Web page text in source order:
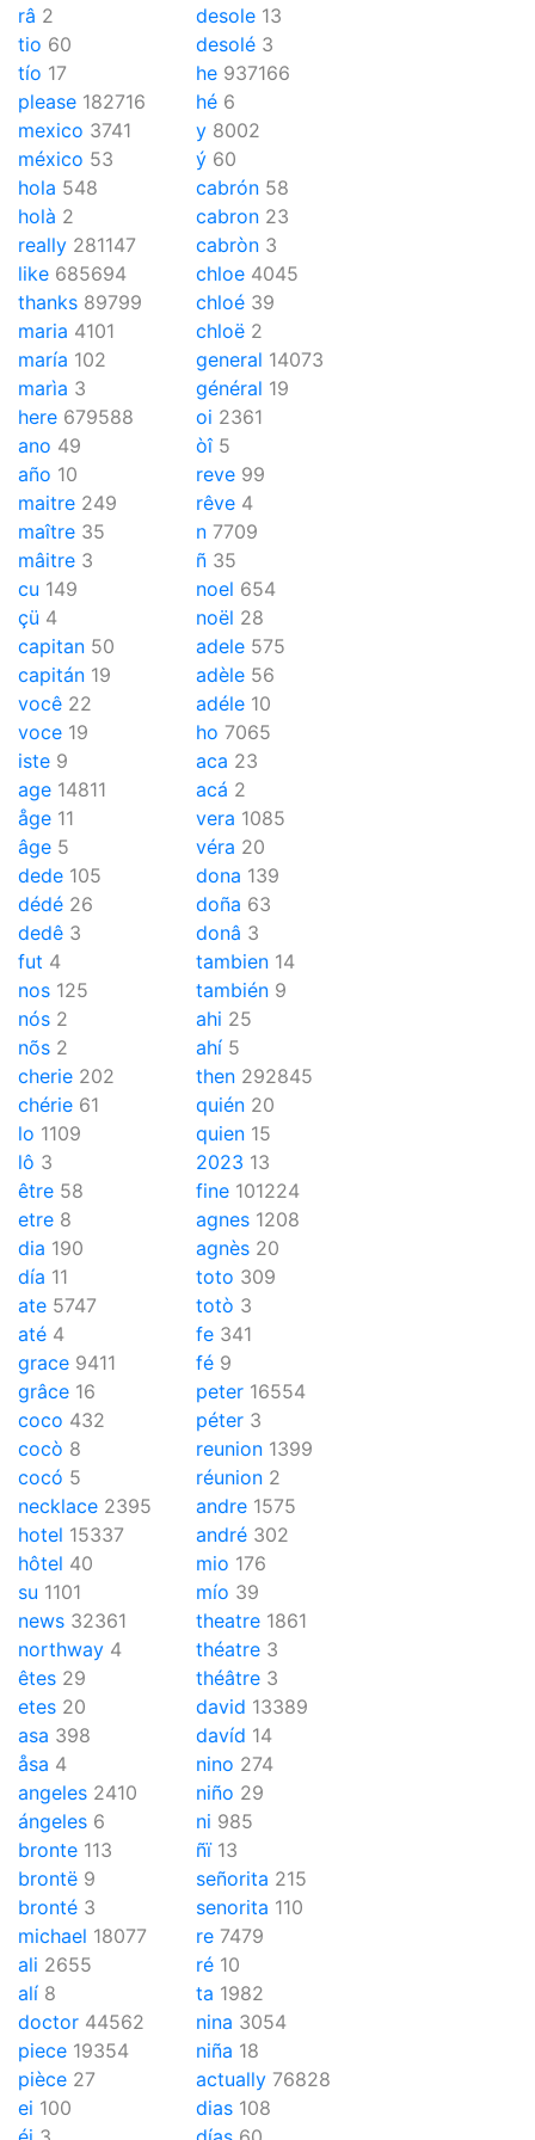
râ 2
tio 60
tío 17
please 182716
mexico 3741
méxico 53
hola 548
holà 2
really 281147
like 685694
thanks 89799
maria 4101
maría 102
marìa 3
here 679588
ano 49
año 10
maitre 249
maître 35
mâitre 3
cu 149
çü 4
capitan 50
capitán 19
você 22
voce 19
iste 9
age 14811
åge 11
âge 5
dede 105
dédé 26
dedê 3
fut 4
nos 125
nós 2
nõs 2
cherie 202
chérie 61
lo 1109
lô 3
être 58
etre 8
dia 190
día 11
ate 5747
até 4
grace 9411
grâce 16
coco 432
cocò 8
cocó 5
necklace 2395
hotel 15337
hôtel 40
su 1101
news 32361
northway 4
êtes 29
etes 20
asa 398
åsa 4
angeles 2410
ángeles 6
bronte 113
brontë 9
bronté 3
michael 18077
ali 2655
alí 8
doctor 44562
piece 19354
pièce 27
ei 100
desole 13
desolé 3
he 937166
hé 6
y 8002
ý 60
cabrón 58
cabron 23
cabròn 3
chloe 4045
chloé 39
chloë 2
general 14073
général 19
oi 2361
òî 5
reve 99
rêve 4
n 7709
ñ 35
noel 654
noël 28
adele 575
adèle 56
adéle 10
ho 7065
aca 23
acá 2
vera 1085
véra 20
dona 139
doña 63
donâ 3
tambien 14
también 9
ahi 25
ahí 5
then 292845
quién 20
quien 15
2023 13
fine 101224
agnes 1208
agnès 20
toto 309
totò 3
fe 341
fé 9
peter 16554
péter 3
reunion 1399
réunion 2
andre 1575
andré 302
mio 176
mío 39
theatre 1861
théatre 3
théâtre 3
david 13389
davíd 14
nino 274
niño 29
ni 985
ñï 13
señorita 215
senorita 110
re 7479
ré 10
ta 1982
nina 3054
niña 18
actually 76828
dias 108